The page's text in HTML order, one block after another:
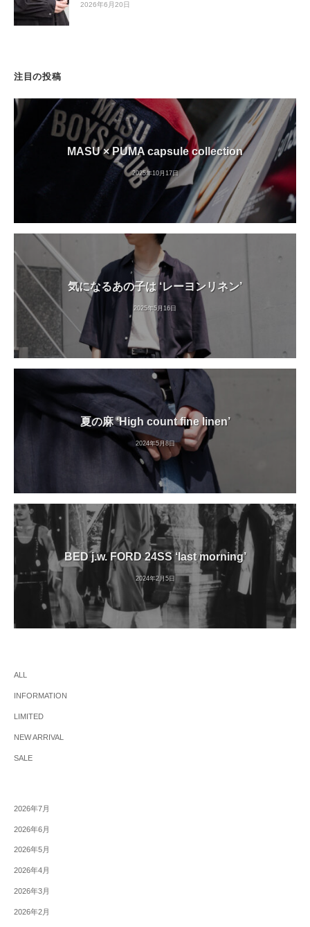
2026年6月20日
注目の投稿
MASU × PUMA capsule collection
2025年10月17日
気になるあの子は ‘レーヨンリネン’
2025年5月16日
夏の麻 ‘High count fine linen’
2024年5月8日
BED j.w. FORD 24SS ‘last morning’
2024年2月5日
ALL
INFORMATION
LIMITED
NEW ARRIVAL
SALE
2026年7月
2026年6月
2026年5月
2026年4月
2026年3月
2026年2月